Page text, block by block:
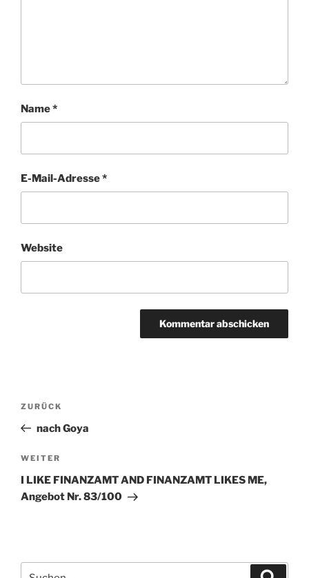
Name*
E-Mail-Adresse*
Website
Beitragsnavigation
Vorheriger
Beitrag
ZURÜCK
nach Goya
Nächster
Beitrag
WEITER
I LIKE FINANZAMT AND FINANZAMT LIKES ME,
Angebot Nr. 83/100
Suchen